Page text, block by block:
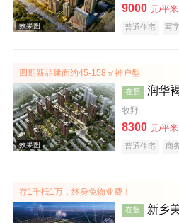
效果图
效果图
9000 元/平米
普通住宅 写
四期新品建面约45-158㎡神户型
在售 润华
牧野
8300 元/平米
普通住宅 商
存1千抵1万，终身免物业费！
在售 新乡